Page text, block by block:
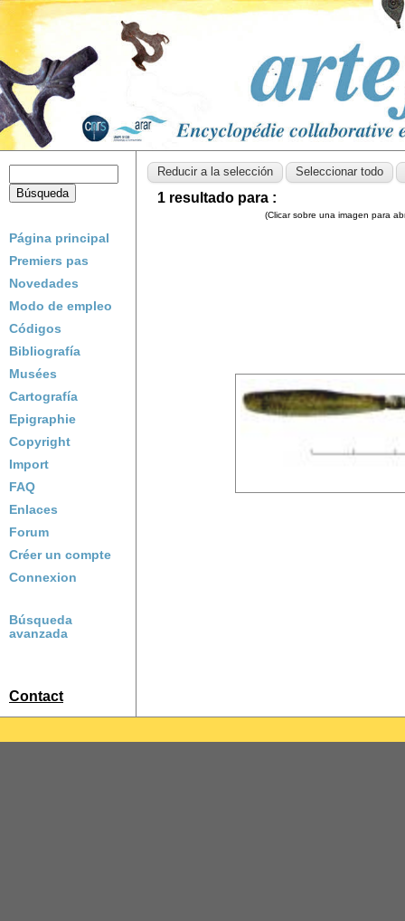
Página principal
Premiers pas
Novedades
Modo de empleo
Códigos
Bibliografía
Musées
Cartografía
Epigraphie
Copyright
Import
FAQ
Enlaces
Forum
Créer un compte
Connexion
Búsqueda
avanzada
Contact
1 resultado para :
(Clicar sobre una imagen para